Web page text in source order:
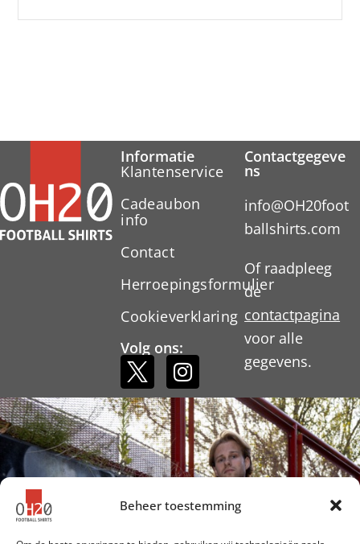
Beheer toestemming
Informatie
Klantenservice
Cadeaubon
info
Contact
Herroepingsformulier
Cookieverklaring
Volg ons:
Contactgegeve
ns
info@OH20foot
ballshirts.com
Of raadpleeg
de
contactpagina
voor alle
gegevens.